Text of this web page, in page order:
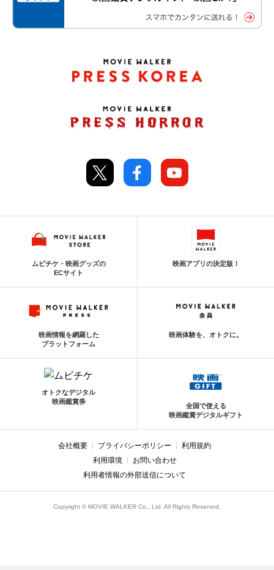
ムビチケ・映画グッズの
ECサイト
映画アプリの決定版！
映画情報を網羅した
プラットフォーム
映画体験を、オトクに。
オトクなデジタル
映画鑑賞券
全国で使える
映画鑑賞デジタルギフト
会社概要 プライバシーポリシー
利用規約
利用環境
お問い合わせ
利用者情報の外部送信について
Copyright © MOVIE WALKER Co., Ltd. All Rights Reserved.